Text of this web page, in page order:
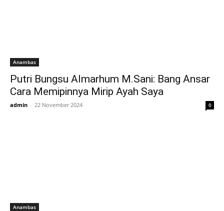
Anambas
Putri Bungsu Almarhum M.Sani: Bang Ansar
Cara Memipinnya Mirip Ayah Saya
admin - 22 November 2024 0
Anambas